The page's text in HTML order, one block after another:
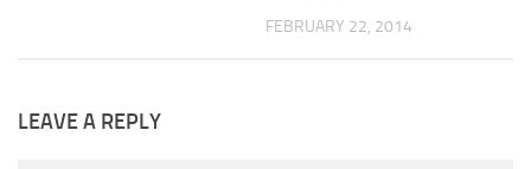
FEBRUARY 22, 2014
LEAVE A REPLY